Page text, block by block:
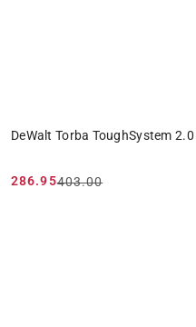
DeWalt Torba ToughSystem
Cena
286.95
Cena
403.00